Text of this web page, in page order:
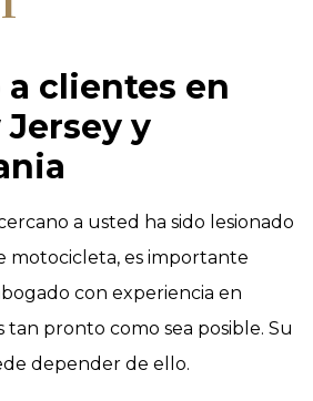
clientes en
y
a usted ha sido lesionado
motocicleta, es importante
con experiencia en
tan pronto como sea posible. Su
depender de ello.